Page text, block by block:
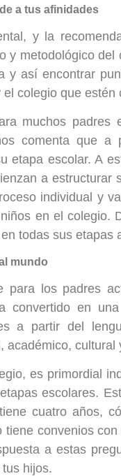
a tus afinidades
y la
y metodológico
y así encontrar
colegio que estén
muchos
comenta que
etapa escolar. A
a
individual y
en el colegio.
todas sus etapas
mundo
para los padres
convertido en
a partir del
académico, cultural
es primordial
escolares.
cuatro años,
convenios
a estas
hijos.